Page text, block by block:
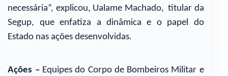
necessária”, explicou, Ualame Machado, titular da
Segup, que enfatiza a dinâmica e o papel do
Estado nas ações desenvolvidas.
Ações – Equipes do Corpo de Bombeiros Militar e